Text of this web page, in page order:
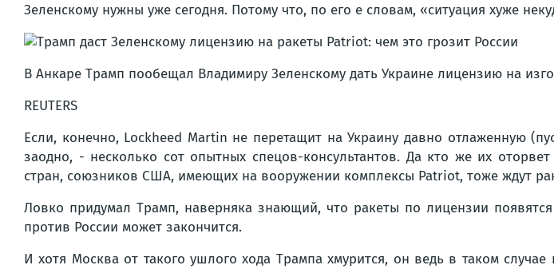
Зеленскому нужны уже сегодня. Потому что, по его е словам, «ситуация хуже
В Анкаре Трамп пообещал Владимиру Зеленскому дать Украине лицензию на
REUTERS
Если, конечно, Lockheed Martin не перетащит на Украину давно отлаженную
заодно, - несколько сот опытных спецов-консультантов. Да кто же их
стран, союзников США, имеющих на вооружении комплексы Patriot, тоже ждут
Ловко придумал Трамп, наверняка знающий, что ракеты по лицензии
против России может закончится.
И хотя Москва от такого ушлого хода Трампа хмурится, он ведь в таком